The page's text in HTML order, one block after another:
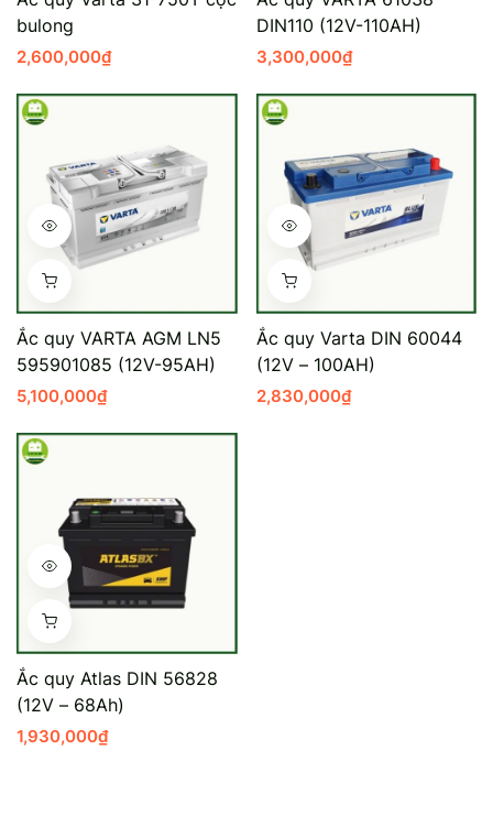
Mercedes-
BMW
Đồng Nai -
bulong
2,600,000₫
DIN110 (12V-110AH)
3,300,000₫
Ắc quy VARTA AGM LN5
595901085 (12V-95AH)
5,100,000₫
Ắc quy Varta DIN 60044
(12V – 100AH)
2,830,000₫
Ắc quy Atlas DIN 56828
(12V – 68Ah)
1,930,000₫